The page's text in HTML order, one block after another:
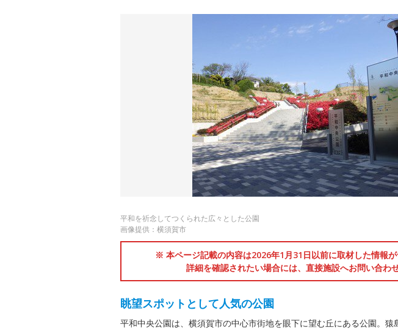
平和を祈念してつくられた広々とした公園
画像提供：横須賀市
※ 本ページ記載の内容は2026年1月31日以前に取材した情報が
詳細を確認されたい場合には、直接施設へお問い合わ
眺望スポットとして人気の公園
平和中央公園は、横須賀市の中心市街地を眼下に望む丘にある公園。猿